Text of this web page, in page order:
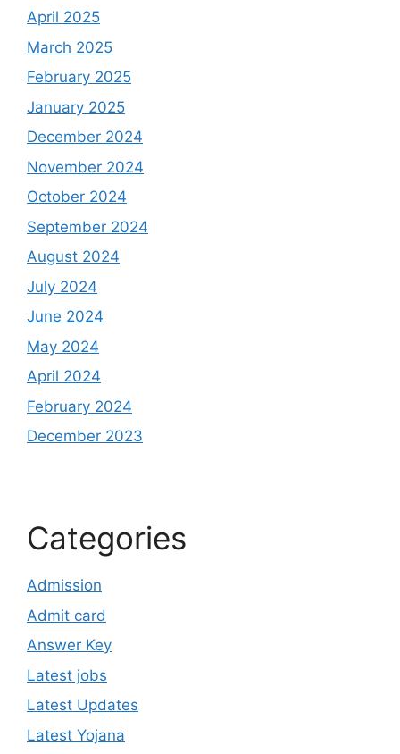
April 2025
March 2025
February 2025
January 2025
December 2024
November 2024
October 2024
September 2024
August 2024
July 2024
June 2024
May 2024
April 2024
February 2024
December 2023
Categories
Admission
Admit card
Answer Key
Latest jobs
Latest Updates
Latest Yojana